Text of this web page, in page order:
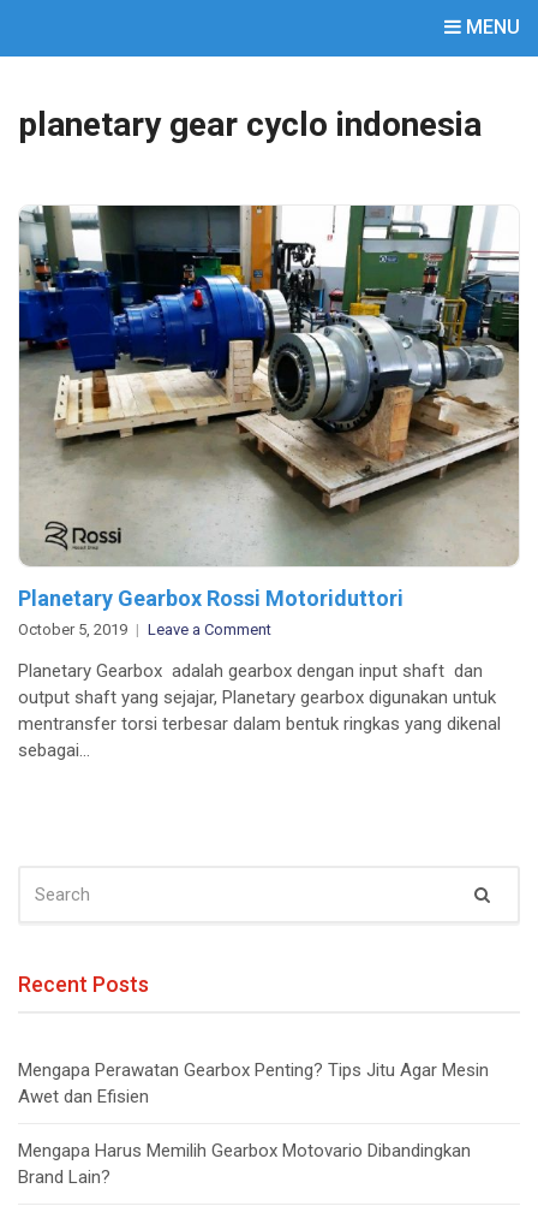
MENU
planetary gear cyclo indonesia
Planetary Gearbox Rossi Motoriduttori
October 5, 2019 Leave a Commenton
Gearbox
Rossi
Motoriduttori
Planetary Gearbox adalah gearbox dengan input shaft dan
output shaft yang sejajar, Planetary gearbox digunakan untuk
mentransfer torsi terbesar dalam bentuk ringkas yang dikenal
sebagai…
FOR:
Recent Posts
Mengapa Perawatan Gearbox Penting? Tips Jitu Agar Mesin
Awet dan Efisien
Mengapa Harus Memilih Gearbox Motovario Dibandingkan
Brand Lain?